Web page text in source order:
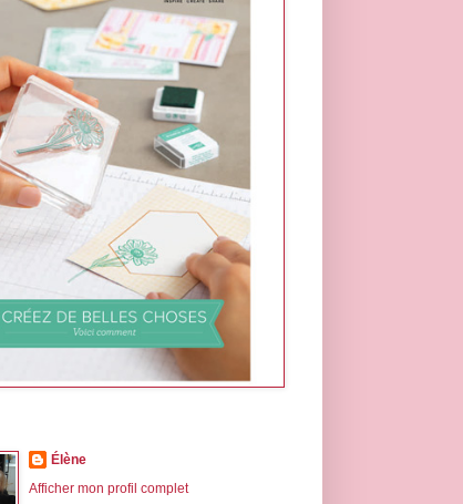
Élène
Afficher mon profil complet